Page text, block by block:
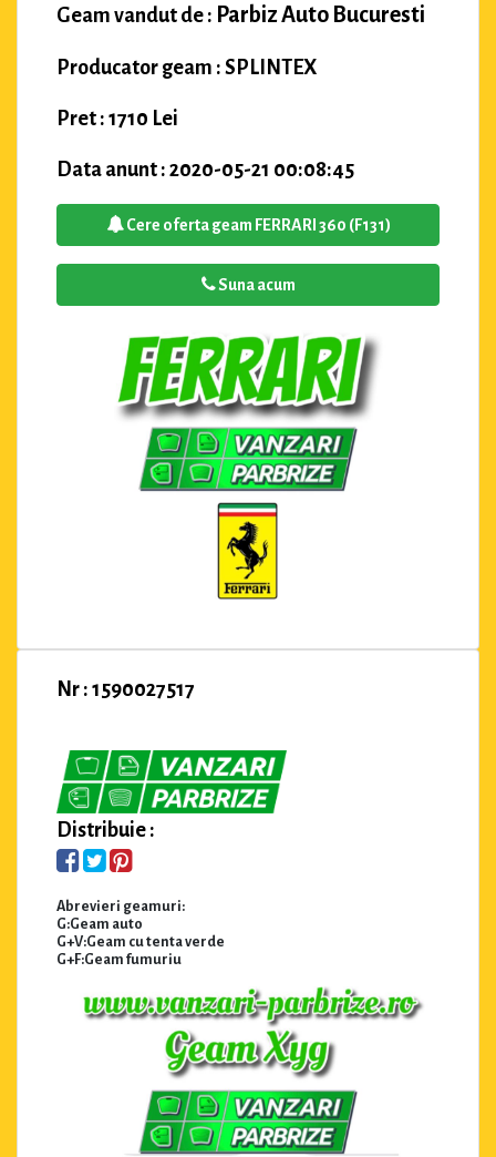
Geam vandut de : Parbiz Auto Bucuresti
Producator geam : SPLINTEX
Pret : 1710 Lei
Data anunt : 2020-05-21 00:08:45
Cere oferta geam FERRARI 360 (F131)
Suna acum
Nr : 1590027517
Distribuie :
Abrevieri geamuri:
G:Geam auto
G+V:Geam cu tenta verde
G+F:Geam fumuriu